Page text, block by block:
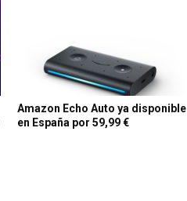
Amazon Echo Auto ya disponible
en España por 59,99 €